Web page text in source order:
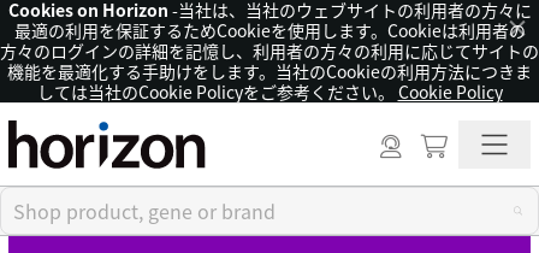
Cookies on Horizon -当社は、当社のウェブサイトの利用者の方々に
最適の利用を保証するためCookieを使用します。Cookieは利用者の
方々のログインの詳細を記憶し、利用者の方々の利用に応じてサイトの
機能を最適化する手助けをします。当社のCookieの利用方法につきま
しては当社のCookie Policyをご参考ください。 Cookie Policy
×